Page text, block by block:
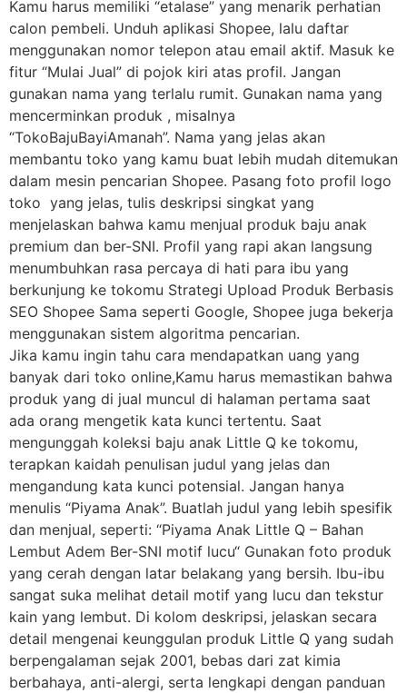
Kamu harus memiliki “etalase” yang menarik perhatian
calon pembeli. Unduh aplikasi Shopee, lalu daftar
menggunakan nomor telepon atau email aktif. Masuk ke
fitur “Mulai Jual” di pojok kiri atas profil. Jangan
gunakan nama yang terlalu rumit. Gunakan nama yang
mencerminkan produk , misalnya
“TokoBajuBayiAmanah”. Nama yang jelas akan
membantu toko yang kamu buat lebih mudah ditemukan
dalam mesin pencarian Shopee. Pasang foto profil logo
toko yang jelas, tulis deskripsi singkat yang
menjelaskan bahwa kamu menjual produk baju anak
premium dan ber-SNI. Profil yang rapi akan langsung
menumbuhkan rasa percaya di hati para ibu yang
berkunjung ke tokomu Strategi Upload Produk Berbasis
SEO Shopee Sama seperti Google, Shopee juga bekerja
menggunakan sistem algoritma pencarian.
Jika kamu ingin tahu cara mendapatkan uang yang
banyak dari toko online,Kamu harus memastikan bahwa
produk yang di jual muncul di halaman pertama saat
ada orang mengetik kata kunci tertentu. Saat
mengunggah koleksi baju anak Little Q ke tokomu,
terapkan kaidah penulisan judul yang jelas dan
mengandung kata kunci potensial. Jangan hanya
menulis “Piyama Anak”. Buatlah judul yang lebih spesifik
dan menjual, seperti: “Piyama Anak Little Q – Bahan
Lembut Adem Ber-SNI motif lucu“ Gunakan foto produk
yang cerah dengan latar belakang yang bersih. Ibu-ibu
sangat suka melihat detail motif yang lucu dan tekstur
kain yang lembut. Di kolom deskripsi, jelaskan secara
detail mengenai keunggulan produk Little Q yang sudah
berpengalaman sejak 2001, bebas dari zat kimia
berbahaya, anti-alergi, serta lengkapi dengan panduan